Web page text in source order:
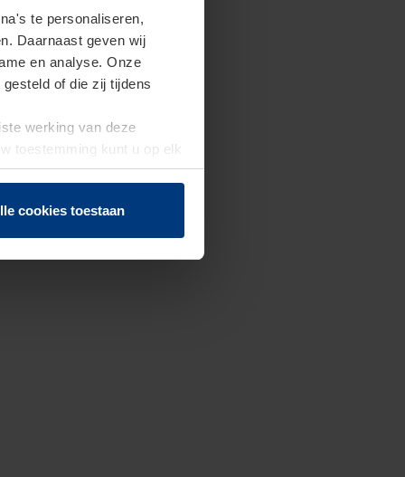
te personaliseren,
Daarnaast geven wij
en analyse. Onze
of die zij tijdens
werking van deze
toestemming kunt u op elk
herroepen.
cookies toestaan